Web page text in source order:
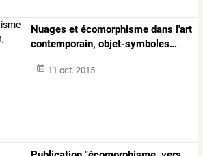
Nuages et écomorphisme dans l'art
contemporain, objet-symboles…
11 oct. 2015